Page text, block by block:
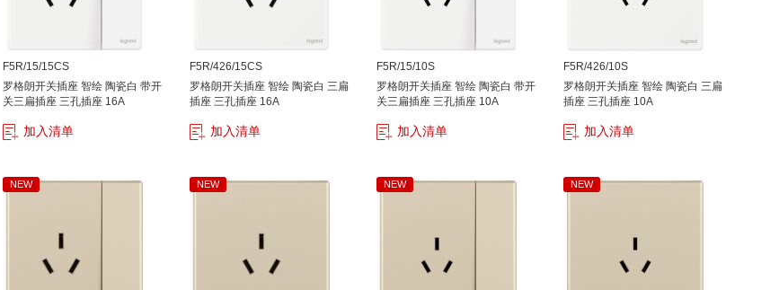
F5R/15/15CS
罗格朗开关插座 智绘 陶瓷白 带开
关三扁插座 三孔插座 16A
加入清单
F5R/426/15CS
罗格朗开关插座 智绘 陶瓷白 三扁
插座 三孔插座 16A
加入清单
F5R/15/10S
罗格朗开关插座 智绘 陶瓷白 带开
关三扁插座 三孔插座 10A
加入清单
F5R/426/10S
罗格朗开关插座 智绘 陶瓷白 三扁
插座 三孔插座 10A
加入清单
NEW NEW NEW NEW